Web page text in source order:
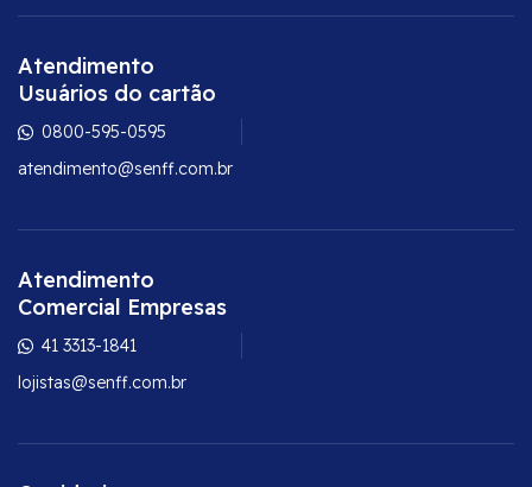
Atendimento
Usuários do cartão
0800-595-0595
atendimento@senff.com.br
Atendimento
Comercial Empresas
41 3313-1841
lojistas@senff.com.br